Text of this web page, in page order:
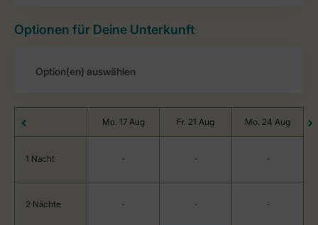
Optionen für Deine Unterkunft
Mo. 17 Aug Fr. 21 Aug Mo. 24 Aug
1 Nacht - - -
2 Nächte - - -